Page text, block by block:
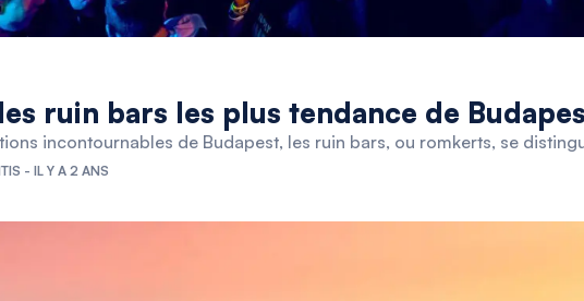
ruin bars les plus tendance de
incontournables de Budapest, les ruin bars, ou romkerts, se
- IL Y A 2 ANS